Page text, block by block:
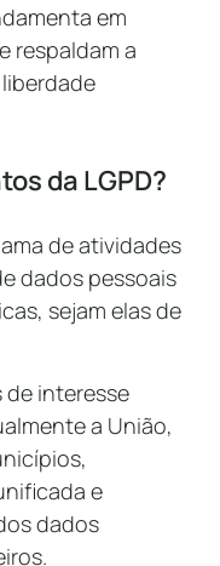
em
respaldam a
da LGPD?
de atividades
dados pessoais
sejam elas de
de interesse
a União,
e
dados